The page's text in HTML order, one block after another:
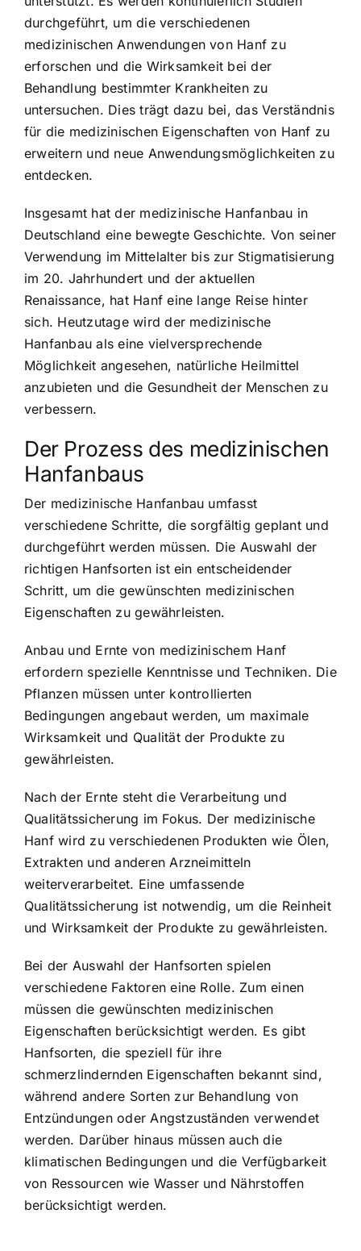
durchgeführt, um die verschiedenen
medizinischen Anwendungen von Hanf zu
erforschen und die Wirksamkeit bei der
Behandlung bestimmter Krankheiten zu
untersuchen. Dies trägt dazu bei, das Verständnis
für die medizinischen Eigenschaften von Hanf zu
erweitern und neue Anwendungsmöglichkeiten zu
entdecken.
Insgesamt hat der medizinische Hanfanbau in
Deutschland eine bewegte Geschichte. Von seiner
Verwendung im Mittelalter bis zur Stigmatisierung
im 20. Jahrhundert und der aktuellen
Renaissance, hat Hanf eine lange Reise hinter
sich. Heutzutage wird der medizinische
Hanfanbau als eine vielversprechende
Möglichkeit angesehen, natürliche Heilmittel
anzubieten und die Gesundheit der Menschen zu
verbessern.
Der Prozess des medizinischen
Hanfanbaus
Der medizinische Hanfanbau umfasst
verschiedene Schritte, die sorgfältig geplant und
durchgeführt werden müssen. Die Auswahl der
richtigen Hanfsorten ist ein entscheidender
Schritt, um die gewünschten medizinischen
Eigenschaften zu gewährleisten.
Anbau und Ernte von medizinischem Hanf
erfordern spezielle Kenntnisse und Techniken. Die
Pflanzen müssen unter kontrollierten
Bedingungen angebaut werden, um maximale
Wirksamkeit und Qualität der Produkte zu
gewährleisten.
Nach der Ernte steht die Verarbeitung und
Qualitätssicherung im Fokus. Der medizinische
Hanf wird zu verschiedenen Produkten wie Ölen,
Extrakten und anderen Arzneimitteln
weiterverarbeitet. Eine umfassende
Qualitätssicherung ist notwendig, um die Reinheit
und Wirksamkeit der Produkte zu gewährleisten.
Bei der Auswahl der Hanfsorten spielen
verschiedene Faktoren eine Rolle. Zum einen
müssen die gewünschten medizinischen
Eigenschaften berücksichtigt werden. Es gibt
Hanfsorten, die speziell für ihre
schmerzlindernden Eigenschaften bekannt sind,
während andere Sorten zur Behandlung von
Entzündungen oder Angstzuständen verwendet
werden. Darüber hinaus müssen auch die
klimatischen Bedingungen und die Verfügbarkeit
von Ressourcen wie Wasser und Nährstoffen
berücksichtigt werden.